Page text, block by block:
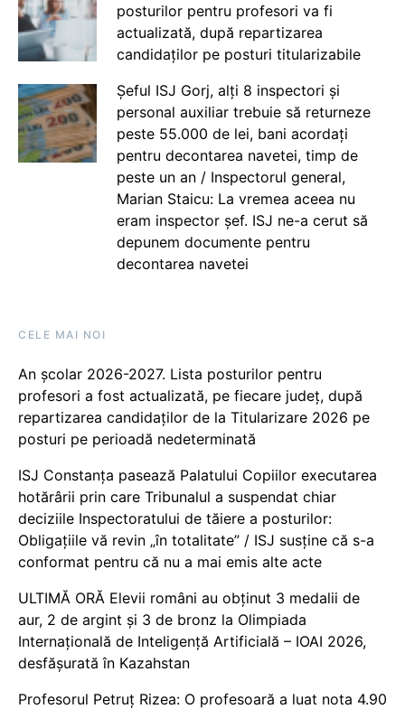
posturilor pentru profesori va fi
actualizată, după repartizarea
candidaților pe posturi titularizabile
Șeful ISJ Gorj, alți 8 inspectori și
personal auxiliar trebuie să returneze
peste 55.000 de lei, bani acordați
pentru decontarea navetei, timp de
peste un an / Inspectorul general,
Marian Staicu: La vremea aceea nu
eram inspector șef. ISJ ne-a cerut să
depunem documente pentru
decontarea navetei
CELE MAI NOI
An școlar 2026-2027. Lista posturilor pentru
profesori a fost actualizată, pe fiecare județ, după
repartizarea candidaților de la Titularizare 2026 pe
posturi pe perioadă nedeterminată
ISJ Constanța pasează Palatului Copiilor executarea
hotărârii prin care Tribunalul a suspendat chiar
deciziile Inspectoratului de tăiere a posturilor:
Obligațiile vă revin „în totalitate” / ISJ susține că s-a
conformat pentru că nu a mai emis alte acte
ULTIMĂ ORĂ Elevii români au obținut 3 medalii de
aur, 2 de argint și 3 de bronz la Olimpiada
Internațională de Inteligență Artificială – IOAI 2026,
desfășurată în Kazahstan
Profesorul Petruț Rizea: O profesoară a luat nota 4.90